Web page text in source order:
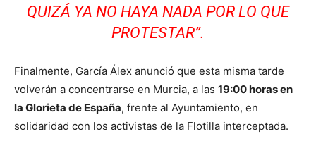
QUIZÁ YA NO HAYA NADA POR LO QUE
PROTESTAR”.
Finalmente, García Álex anunció que esta misma tarde
volverán a concentrarse en Murcia, a las 19:00 horas en
la Glorieta de España, frente al Ayuntamiento, en
solidaridad con los activistas de la Flotilla interceptada.